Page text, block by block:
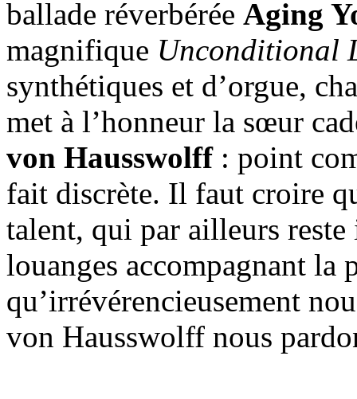
ballade réverbérée Aging
magnifique Unconditional
synthétiques et d’orgue,
met à l’honneur la sœur
von Hausswolff: point
fait discrète. Il faut croire
talent, qui par ailleurs
louanges accompagnant la
qu’irrévérencieusement
von Hausswolff nous